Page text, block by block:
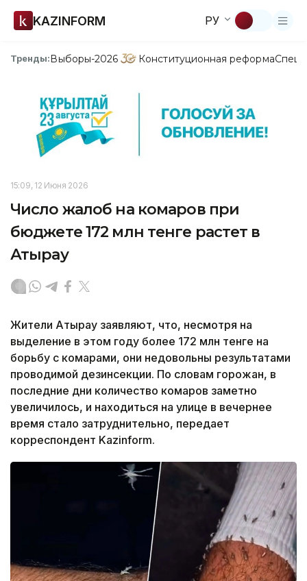
KAZINFORM РУ
Тренды:Выборы-2026 Конституционная реформа
15:09, 12 Июня 2026
Число жалоб на комаров при
бюджете 172 млн тенге растет в
Атырау
Жители Атырау заявляют, что, несмотря на
выделение в этом году более 172 млн тенге на
борьбу с комарами, они недовольны результатами
проводимой дезинсекции. По словам горожан, в
последние дни количество комаров заметно
увеличилось, и находиться на улице в вечернее
время стало затруднительно, передает
корреспондент Kazinform.